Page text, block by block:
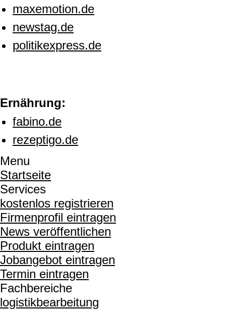
maxemotion.de
newstag.de
politikexpress.de
Ernährung:
fabino.de
rezeptigo.de
Menu
Startseite
Services
kostenlos registrieren
Firmenprofil eintragen
News veröffentlichen
Produkt eintragen
Jobangebot eintragen
Termin eintragen
Fachbereiche
logistikbearbeitung